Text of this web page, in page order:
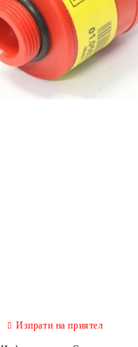
Изпрати на приятел